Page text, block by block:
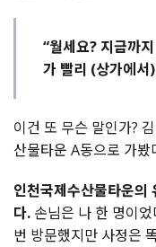
“월세요? 지금까
가 빨리 (상가에서
이건 또 무슨 말인가?
산물타운 A동으로 가봤
인천국제수산물타운의
다. 손님은 나 한 명이
번 방문했지만 사정은